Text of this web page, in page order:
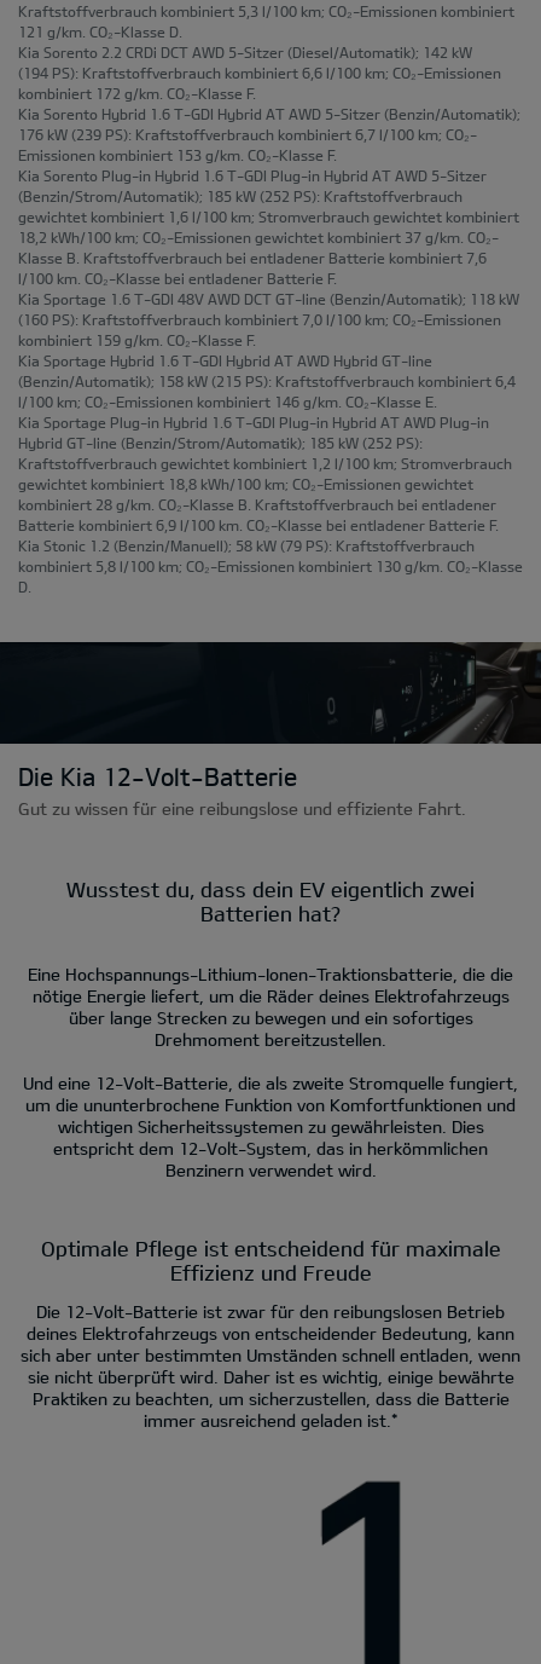
Kraftstoffverbrauch kombiniert 5,3 l/100 km; CO₂-Emissionen kombiniert
121 g/km. CO₂-Klasse D.
Kia Sorento 2.2 CRDi DCT AWD 5-Sitzer (Diesel/Automatik); 142 kW
(194 PS): Kraftstoffverbrauch kombiniert 6,6 l/100 km; CO₂-Emissionen
kombiniert 172 g/km. CO₂-Klasse F.
Kia Sorento Hybrid 1.6 T-GDI Hybrid AT AWD 5-Sitzer (Benzin/Automatik);
176 kW (239 PS): Kraftstoffverbrauch kombiniert 6,7 l/100 km; CO₂-
Emissionen kombiniert 153 g/km. CO₂-Klasse F.
Kia Sorento Plug-in Hybrid 1.6 T-GDI Plug-in Hybrid AT AWD 5-Sitzer
(Benzin/Strom/Automatik); 185 kW (252 PS): Kraftstoffverbrauch
gewichtet kombiniert 1,6 l/100 km; Stromverbrauch gewichtet kombiniert
18,2 kWh/100 km; CO₂-Emissionen gewichtet kombiniert 37 g/km. CO₂-
Klasse B. Kraftstoffverbrauch bei entladener Batterie kombiniert 7,6
l/100 km. CO₂-Klasse bei entladener Batterie F.
Kia Sportage 1.6 T-GDI 48V AWD DCT GT-line (Benzin/Automatik); 118 kW
(160 PS): Kraftstoffverbrauch kombiniert 7,0 l/100 km; CO₂-Emissionen
kombiniert 159 g/km. CO₂-Klasse F.
Kia Sportage Hybrid 1.6 T-GDI Hybrid AT AWD Hybrid GT-line
(Benzin/Automatik); 158 kW (215 PS): Kraftstoffverbrauch kombiniert 6,4
l/100 km; CO₂-Emissionen kombiniert 146 g/km. CO₂-Klasse E.
Kia Sportage Plug-in Hybrid 1.6 T-GDI Plug-in Hybrid AT AWD Plug-in
Hybrid GT-line (Benzin/Strom/Automatik); 185 kW (252 PS):
Kraftstoffverbrauch gewichtet kombiniert 1,2 l/100 km; Stromverbrauch
gewichtet kombiniert 18,8 kWh/100 km; CO₂-Emissionen gewichtet
kombiniert 28 g/km. CO₂-Klasse B. Kraftstoffverbrauch bei entladener
Batterie kombiniert 6,9 l/100 km. CO₂-Klasse bei entladener Batterie F.
Kia Stonic 1.2 (Benzin/Manuell); 58 kW (79 PS): Kraftstoffverbrauch
kombiniert 5,8 l/100 km; CO₂-Emissionen kombiniert 130 g/km. CO₂-Klasse
D.
Die Kia 12-Volt-Batterie
Gut zu wissen für eine reibungslose und effiziente Fahrt.
Wusstest du, dass dein EV eigentlich zwei
Batterien hat?
Eine Hochspannungs-Lithium-Ionen-Traktionsbatterie, die die
nötige Energie liefert, um die Räder deines Elektrofahrzeugs
über lange Strecken zu bewegen und ein sofortiges
Drehmoment bereitzustellen.
Und eine 12-Volt-Batterie, die als zweite Stromquelle fungiert,
um die ununterbrochene Funktion von Komfortfunktionen und
wichtigen Sicherheitssystemen zu gewährleisten. Dies
entspricht dem 12-Volt-System, das in herkömmlichen
Benzinern verwendet wird.
Optimale Pflege ist entscheidend für maximale
Effizienz und Freude
Die 12-Volt-Batterie ist zwar für den reibungslosen Betrieb
deines Elektrofahrzeugs von entscheidender Bedeutung, kann
sich aber unter bestimmten Umständen schnell entladen, wenn
sie nicht überprüft wird. Daher ist es wichtig, einige bewährte
Praktiken zu beachten, um sicherzustellen, dass die Batterie
immer ausreichend geladen ist.*